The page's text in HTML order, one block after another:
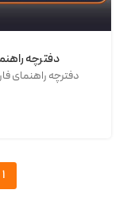
دفترچه
دفترچه راهنمای
1